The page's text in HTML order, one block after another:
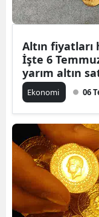
Altın fiyatları
İşte 6
yarım altın
Ekonomi 06